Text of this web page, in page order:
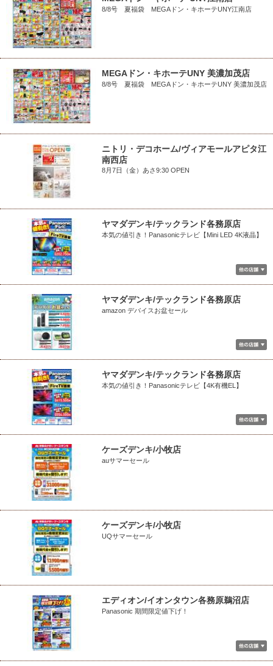
8/8号 夏福袋 MEGAドン・キホーテUNY江南店
MEGAドン・キホーテUNY 美濃加茂店
8/8号 夏福袋 MEGAドン・キホーテUNY 美濃加茂店
ニトリ・デコホーム/ヴィアモールアピタ江
南西店
8月7日（金）あさ9:30 OPEN
ヤマダデンキ/テックランド各務原店
本気の値引き！Panasonicテレビ【Mini LED 4K液晶】
ヤマダデンキ/テックランド各務原店
amazon デバイスお盆セール
ヤマダデンキ/テックランド各務原店
本気の値引き！Panasonicテレビ【4K有機EL】
ケーズデンキ/小牧店
auサマーセール
ケーズデンキ/小牧店
UQサマーセール
エディオン/イオンタウン各務原鵜沼店
Panasonic 期間限定値下げ！